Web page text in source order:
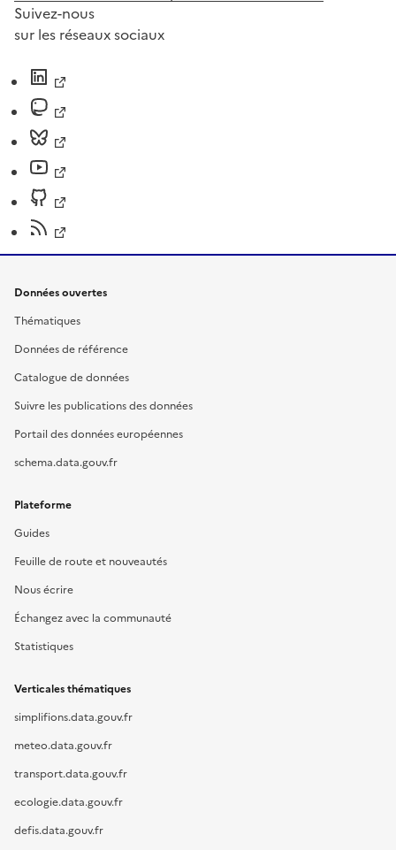
Suivez-nous
sur les réseaux sociaux
Données ouvertes
Thématiques
Données de référence
Catalogue de données
Suivre les publications des données
Portail des données européennes
schema.data.gouv.fr
Plateforme
Guides
Feuille de route et nouveautés
Nous écrire
Échangez avec la communauté
Statistiques
Verticales thématiques
simplifions.data.gouv.fr
meteo.data.gouv.fr
transport.data.gouv.fr
ecologie.data.gouv.fr
defis.data.gouv.fr